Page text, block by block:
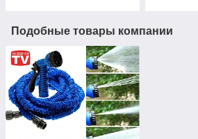
Подобные товары компании